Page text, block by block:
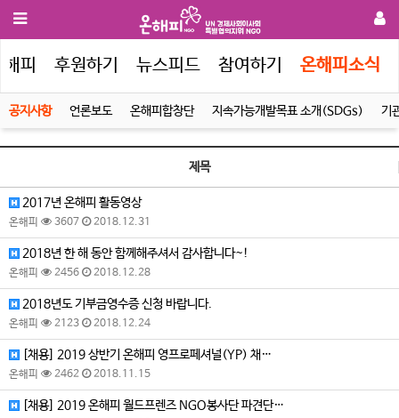
피 후원하기 뉴스피드 참여하기 온해피소식
공지사항 언론보도 온해피합창단 지속가능개발목표 소개(SDGs) 기
제목
2017년 온해피 활동영상
온해피 3607 2018.12.31
2018년 한 해 동안 함께해주셔서 감사합니다~!
온해피 2456 2018.12.28
2018년도 기부금영수증 신청 바랍니다.
온해피 2123 2018.12.24
[채용] 2019 상반기 온해피 영프로페셔널(YP) 채…
온해피 2462 2018.11.15
[채용] 2019 온해피 월드프렌즈 NGO봉사단 파견단…